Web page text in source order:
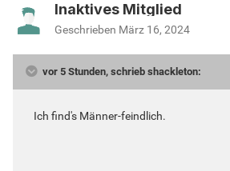
Inaktives Mitglied
Geschrieben März 16, 2024
vor 5 Stunden, schrieb shackleton:
Ich find's Männer-feindlich.